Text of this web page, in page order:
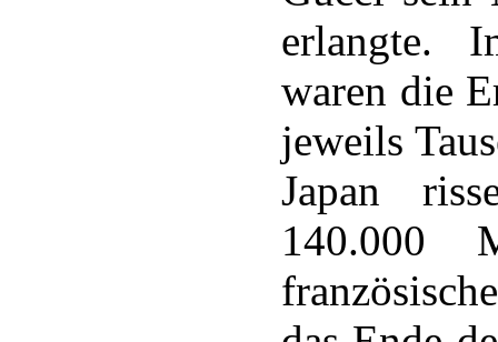
erlangte.
waren die
jeweils
Japan
140.000